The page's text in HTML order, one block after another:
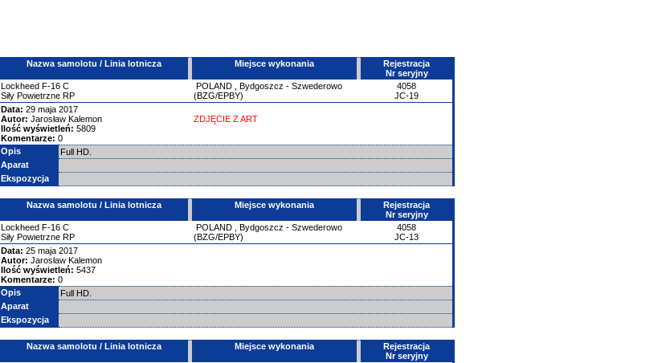
Nazwa samolotu / Linia lotnicza Miejsce wykonania
Rejestracja
Nr seryjny
Lockheed F-16 C
Siły Powietrzne RP
POLAND
Bydgoszcz - Szwederowo
(BZG/EPBY)
4058
JC-19
Data: 29 maja 2017
Autor: Jarosław Kalemon
Ilość wyświetleń: 5809
Komentarze: 0
ZDJĘCIE Z ART
Opis
Full HD.
Aparat
Ekspozycja
Nazwa samolotu / Linia lotnicza Miejsce wykonania
Rejestracja
Nr seryjny
Lockheed F-16 C
Siły Powietrzne RP
POLAND
Bydgoszcz - Szwederowo
(BZG/EPBY)
4058
JC-13
Data: 25 maja 2017
Autor: Jarosław Kalemon
Ilość wyświetleń: 5437
Komentarze: 0
Opis
Full HD.
Aparat
Ekspozycja
Nazwa samolotu / Linia lotnicza Miejsce wykonania
Rejestracja
Nr seryjny